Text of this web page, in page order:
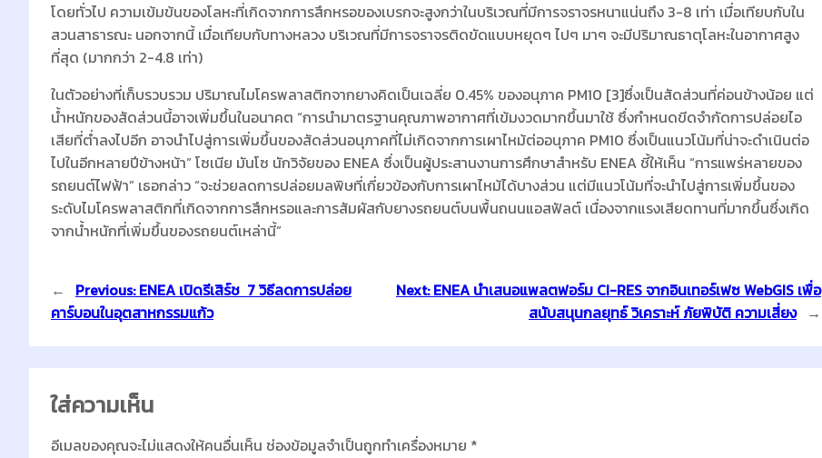
โดยทั่วไป ความเข้มข้นของโลหะที่เกิดจากการสึกหรอของเบรกจะสูงกว่าในบริเวณที่มีการจราจรหนาแน่นถึง 3-8 เท่า เมื่อเทียบกับใน
สวนสาธารณะ นอกจากนี้ เมื่อเทียบกับทางหลวง บริเวณที่มีการจราจรติดขัดแบบหยุดๆ ไปๆ มาๆ จะมีปริมาณธาตุโลหะในอากาศสูง
ที่สุด (มากกว่า 2-4.8 เท่า)
ในตัวอย่างที่เก็บรวบรวม ปริมาณไมโครพลาสติกจากยางคิดเป็นเฉลี่ย 0.45% ของอนุภาค PM10 [3]ซึ่งเป็นสัดส่วนที่ค่อนข้างน้อย แต่
น้ำหนักของสัดส่วนนี้อาจเพิ่มขึ้นในอนาคต “การนำมาตรฐานคุณภาพอากาศที่เข้มงวดมากขึ้นมาใช้ ซึ่งกำหนดขีดจำกัดการปล่อยไอ
เสียที่ต่ำลงไปอีก อาจนำไปสู่การเพิ่มขึ้นของสัดส่วนอนุภาคที่ไม่เกิดจากการเผาไหม้ต่ออนุภาค PM10 ซึ่งเป็นแนวโน้มที่น่าจะดำเนินต่อ
ไปในอีกหลายปีข้างหน้า” โซเนีย มันโซ นักวิจัยของ ENEA ซึ่งเป็นผู้ประสานงานการศึกษาสำหรับ ENEA ชี้ให้เห็น “การแพร่หลายของ
รถยนต์ไฟฟ้า” เธอกล่าว “จะช่วยลดการปล่อยมลพิษที่เกี่ยวข้องกับการเผาไหม้ได้บางส่วน แต่มีแนวโน้มที่จะนำไปสู่การเพิ่มขึ้นของ
ระดับไมโครพลาสติกที่เกิดจากการสึกหรอและการสัมผัสกับยางรถยนต์บนพื้นถนนแอสฟัลต์ เนื่องจากแรงเสียดทานที่มากขึ้นซึ่งเกิด
จากน้ำหนักที่เพิ่มขึ้นของรถยนต์เหล่านี้”
← Previous: ENEA เปิดรีเสิร์ช 7 วิธีลดการปล่อย
คาร์บอนในอุตสาหกรรมแก้ว
Next: ENEA นำเสนอแพลตฟอร์ม CI-RES จากอินเทอร์เฟซ WebGIS เพื่อ
สนับสนุนกลยุทธ์ วิเคราะห์ ภัยพิบัติ ความเสี่ยง →
ใส่ความเห็น
อีเมลของคุณจะไม่แสดงให้คนอื่นเห็น ช่องข้อมูลจำเป็นถูกทำเครื่องหมาย *